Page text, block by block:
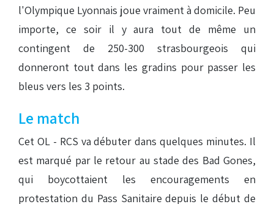
l'Olympique Lyonnais joue vraiment à domicile. Peu
importe, ce soir il y aura tout de même un
contingent de 250-300 strasbourgeois qui
donneront tout dans les gradins pour passer les
bleus vers les 3 points.
Le match
Cet OL - RCS va débuter dans quelques minutes. Il
est marqué par le retour au stade des Bad Gones,
qui boycottaient les encouragements en
protestation du Pass Sanitaire depuis le début de